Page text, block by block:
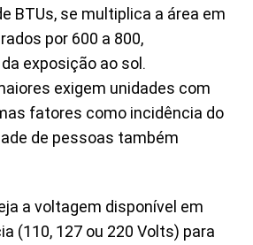
BTUs, se multiplica a área em
por 600 a 800,
exposição ao sol.
exigem unidades com
fatores como incidência do
de pessoas também
a voltagem disponível em
(110, 127 ou 220 Volts) para